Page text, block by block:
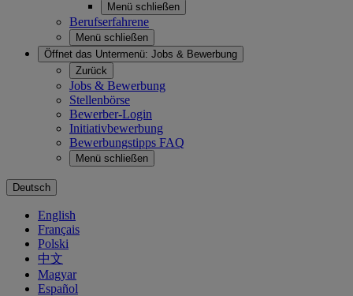
Menü schließen
Berufserfahrene
Menü schließen
Öffnet das Untermenü: Jobs & Bewerbung
Zurück
Jobs & Bewerbung
Stellenbörse
Bewerber-Login
Initiativbewerbung
Bewerbungstipps FAQ
Menü schließen
Deutsch
English
Français
Polski
中文
Magyar
Español